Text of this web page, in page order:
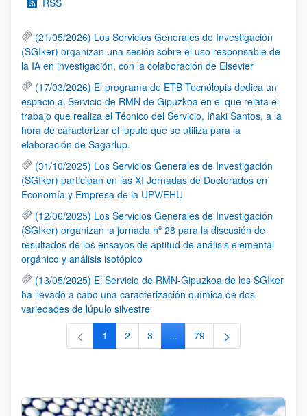
(21/05/2026) Los Servicios Generales de Investigación
(SGIker) organizan una sesión sobre el uso responsable de
la IA en investigación, con la colaboración de Elsevier
(17/03/2026) El programa de ETB Tecnólopis dedica un
espacio al Servicio de RMN de Gipuzkoa en el que relata el
trabajo que realiza el Técnico del Servicio, Iñaki Santos, a la
hora de caracterizar el lúpulo que se utiliza para la
elaboración de Sagarlup.
(31/10/2025) Los Servicios Generales de Investigación
(SGIker) participan en las XI Jornadas de Doctorados en
Economía y Empresa de la UPV/EHU
(12/06/2025) Los Servicios Generales de Investigación
(SGIker) organizan la jornada nº 28 para la discusión de
resultados de los ensayos de aptitud de análisis elemental
orgánico y análisis isotópico
(13/05/2025) El Servicio de RMN-Gipuzkoa de los SGIker
ha llevado a cabo una caracterización química de dos
variedades de lúpulo silvestre
Página
1 Página
2 Página
3 ...Páginas intermedias Use TAB
Página
79